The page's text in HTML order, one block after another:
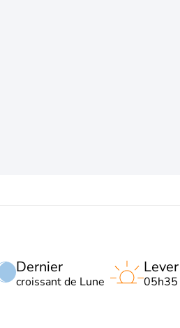
Dernier
croissant de Lune
Lever
05h35